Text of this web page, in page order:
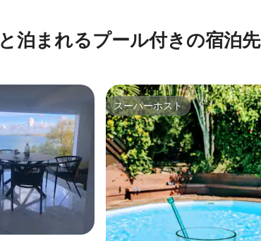
均評価
泊まれるプール付きの宿泊先
スーパーホスト
スーパーホスト